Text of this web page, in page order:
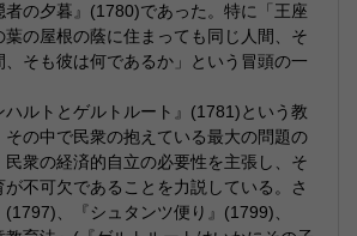
者の夕暮』(1780)であった。特に「王座
の屋根の蔭に住まっても同じ人間、そ
そも彼は何であるか」という冒頭の一
ルトとゲルトルート』(1781)という教
の中で民衆の抱えている最大の問題の
衆の経済的自立の必要性を主張し、そ
不可欠であることを力説している。さ
、『シュタンツ便り』(1799)、